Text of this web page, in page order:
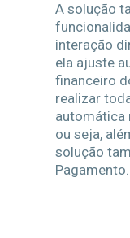
A solução
interação
ela ajuste
financeiro
realizar
automática
ou seja,
solução
Pagamento.